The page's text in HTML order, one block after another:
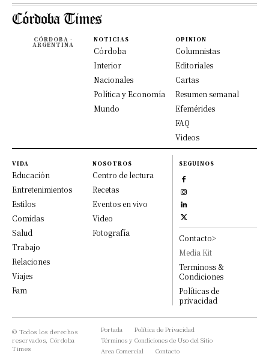
CÓRDOBA -
ARGENTINA
NOTICIAS
Córdoba
Interior
Nacionales
Política y Economía
Mundo
OPINION
Columnistas
Editoriales
Cartas
Resumen semanal
Efemérides
FAQ
Videos
VIDA
Educación
Entretenimientos
Estilos
Comidas
Salud
Trabajo
Relaciones
Viajes
Fam
NOSOTROS
Centro de lectura
Recetas
Eventos en vivo
Video
Fotografía
SEGUINOS
Contacto>
Media Kit
Terminoss &
Condiciones
Políticas de
privacidad
© Todos los derechos
reservados, Córdoba
Times
Portada
Política de Privacidad
Términos y Condiciones de Uso del Sitio
Area Comercial
Contacto